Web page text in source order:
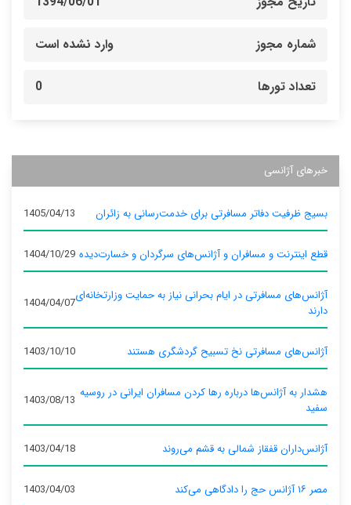
شماره مجوز وارد نشده است
تعداد تورها 0
خبرهای آژانسی
بسیج ظرفیت دفاتر مسافرتی برای خدمت‌رسانی به زائران 1405/04/13
قطع اینترنت و مسافران و آژانس‌های سرگردان و خسارت‌دیده 1404/10/29
آژانس‌های مسافرتی در ایام بحرانی نیاز به حمایت وزارتخانه‌ای
دارند
1404/04/07
آژانس‌های مسافرتی نخ تسبیح گردشگری هستند 1403/10/10
هشدار به آژانس‌ها درباره رها کردن مسافران ایرانی در روسیه
سفید
1403/08/13
آژانس‌داران قفقاز شمالی به قشم می‌روند 1403/04/18
مصر ۱۶ آژانس حج را دادگاهی می‌کند 1403/04/03